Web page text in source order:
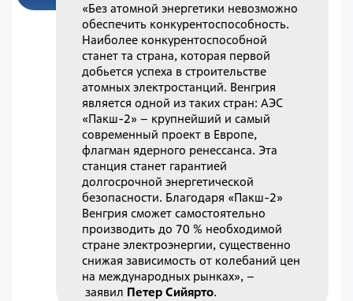
«Без атомной энергетики невозможно
обеспечить конкурентоспособность.
Наиболее конкурентоспособной
станет та страна, которая первой
добьется успеха в строительстве
атомных электростанций. Венгрия
является одной из таких стран: АЭС
«Пакш-2» – крупнейший и самый
современный проект в Европе,
флагман ядерного ренессанса. Эта
станция станет гарантией
долгосрочной энергетической
безопасности. Благодаря «Пакш-2»
Венгрия сможет самостоятельно
производить до 70 % необходимой
стране электроэнергии, существенно
снижая зависимость от колебаний цен
на международных рынках»,–
заявил Петер Сийярто.